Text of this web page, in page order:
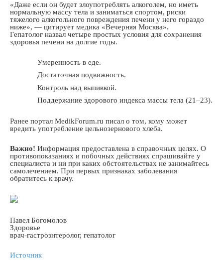
«Даже если он будет злоупотреблять алкоголем, но иметь
нормальную массу тела и заниматься спортом, риски
тяжелого алкогольного повреждения печени у него гораздо
ниже», — цитирует медика «Вечерняя Москва».
Гепатолог назвал четыре простых условия для сохранения
здоровья печени на долгие годы.
Умеренность в еде.
Достаточная подвижность.
Контроль над выпивкой.
Поддержание здорового индекса массы тела (21–23).
Ранее портал MedikForum.ru писал о том, кому может
вредить употребление цельнозернового хлеба.
Важно! Информация предоставлена в справочных целях. О
противопоказаниях и побочных действиях спрашивайте у
специалиста и ни при каких обстоятельствах не занимайтесь
самолечением. При первых признаках заболевания
обратитесь к врачу.
Павел Богомолов
Здоровье
врач-гастроэнтеролог, гепатолог
Источник